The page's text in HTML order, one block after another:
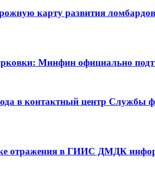
карту развития
Минфин официально
в контактный центр Службы
отражения в ГИИС ДМДК